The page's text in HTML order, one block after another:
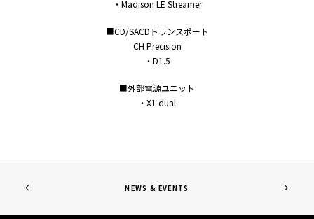
・Madison LE Streamer
■CD/SACDトランスポート
CH Precision
・D1.5
■外部電源ユニット
・X1 dual
NEWS & EVENTS